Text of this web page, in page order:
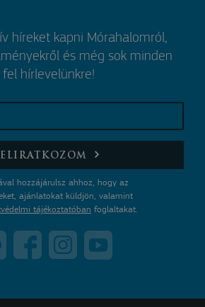
híreket kapni Mórahalomról,
és még sok minden
hírlevelünkre!
hozzájárulsz ahhoz, hogy az
ajánlatokat küldjön, valamint
tájékoztatóban foglaltakat.